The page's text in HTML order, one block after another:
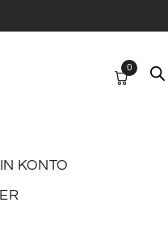
KONTO
0